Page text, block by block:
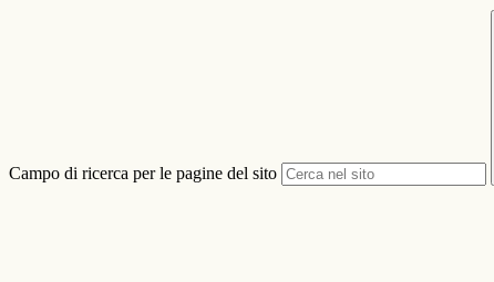
Campo di ricerca per le pagine del sito